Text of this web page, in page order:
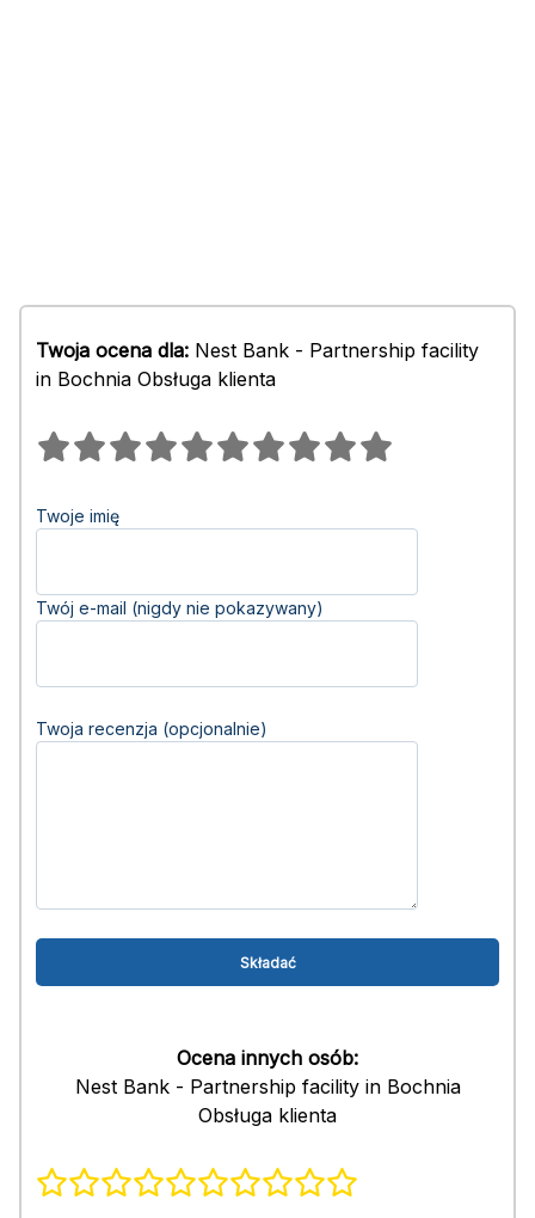
Twoja ocena dla: Nest Bank - Partnership facility
in Bochnia Obsługa klienta
Twoje imię
Twój e-mail (nigdy nie pokazywany)
Twoja recenzja (opcjonalnie)
Ocena innych osób:
Nest Bank - Partnership facility in Bochnia
Obsługa klienta